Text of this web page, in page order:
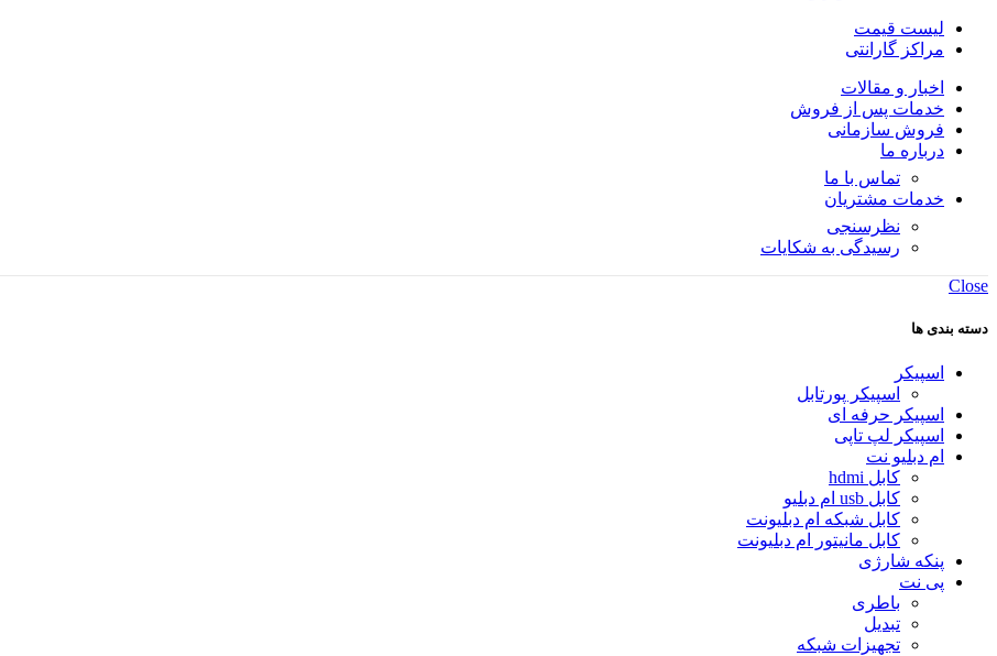
لیست قیمت
مراکز گارانتی
اخبار و مقالات
خدمات پس از فروش
فروش سازمانی
درباره ما
تماس با ما
خدمات مشتریان
نظرسنجی
رسیدگی به شکایات
Close
دسته بندی ها
اسپیکر
اسپیکر پورتابل
اسپیکر حرفه ای
اسپیکر لپ تاپی
ام دبلیو نت
کابل hdmi
کابل usb ام دبلیو
کابل شبکه ام دبلیونت
کابل مانیتور ام دبلیونت
پنکه شارژی
پی نت
باطری
تبدیل
تجهیزات شبکه